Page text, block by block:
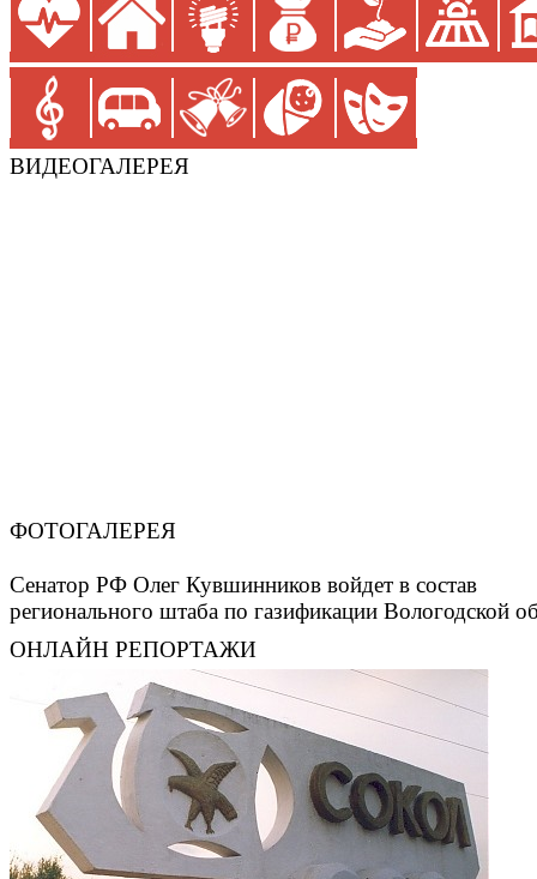
ВИДЕОГАЛЕРЕЯ
ФОТОГАЛЕРЕЯ
Сенатор РФ Олег Кувшинников войдет в состав
регионального штаба по газификации Вологодской
ОНЛАЙН РЕПОРТАЖИ